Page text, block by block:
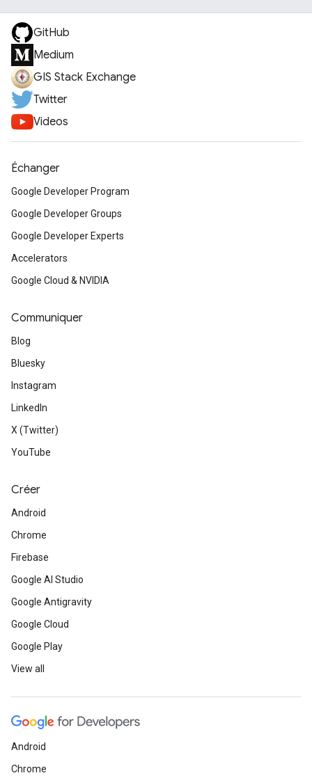
GitHub
Medium
GIS Stack Exchange
Twitter
Videos
Échanger
Google Developer Program
Google Developer Groups
Google Developer Experts
Accelerators
Google Cloud & NVIDIA
Communiquer
Blog
Bluesky
Instagram
LinkedIn
X (Twitter)
YouTube
Créer
Android
Chrome
Firebase
Google AI Studio
Google Antigravity
Google Cloud
Google Play
View all
Android
Chrome